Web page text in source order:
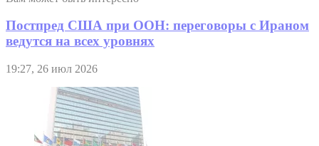
Постпред США при ООН: переговоры с Ираном
ведутся на всех уровнях
19:27, 26 июл 2026